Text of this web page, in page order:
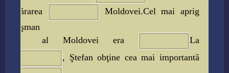
apărarea
Moldovei.Cel mai aprig
duşman
al Moldovei era
La
, Ştefan obţine ceamai importantă